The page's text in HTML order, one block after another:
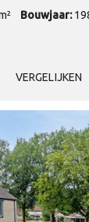
Bouwjaar:
VERGELIJKEN